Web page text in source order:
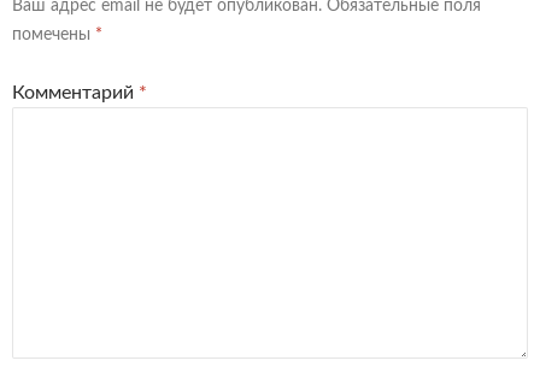
Ваш адрес email не будет опубликован. Обязательные поля
помечены *
Комментарий *